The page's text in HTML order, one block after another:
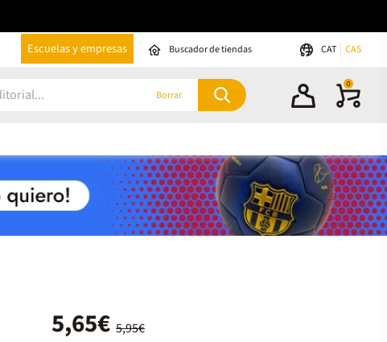
Escuelas y empresas Buscador de tiendas CAT CAS
Borrar
0
5,95€
5,65€